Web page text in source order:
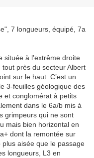
7 longueurs, équipé, 7a
située à l’extrême droite
près du secteur Albert
sur le haut. C’est un
3-feuilles géologique des
et conglomérat à petits
dans le 6a/b mis à
grimpeurs qui ne sont
mais bien horizontal en
dont la remontée sur
plus aisée que le passage
longueurs, L3 en